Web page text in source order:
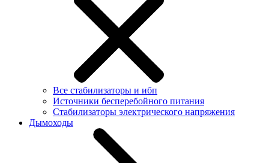
Все стабилизаторы и ибп
Источники бесперебойного питания
Стабилизаторы электрического напряжения
Дымоходы